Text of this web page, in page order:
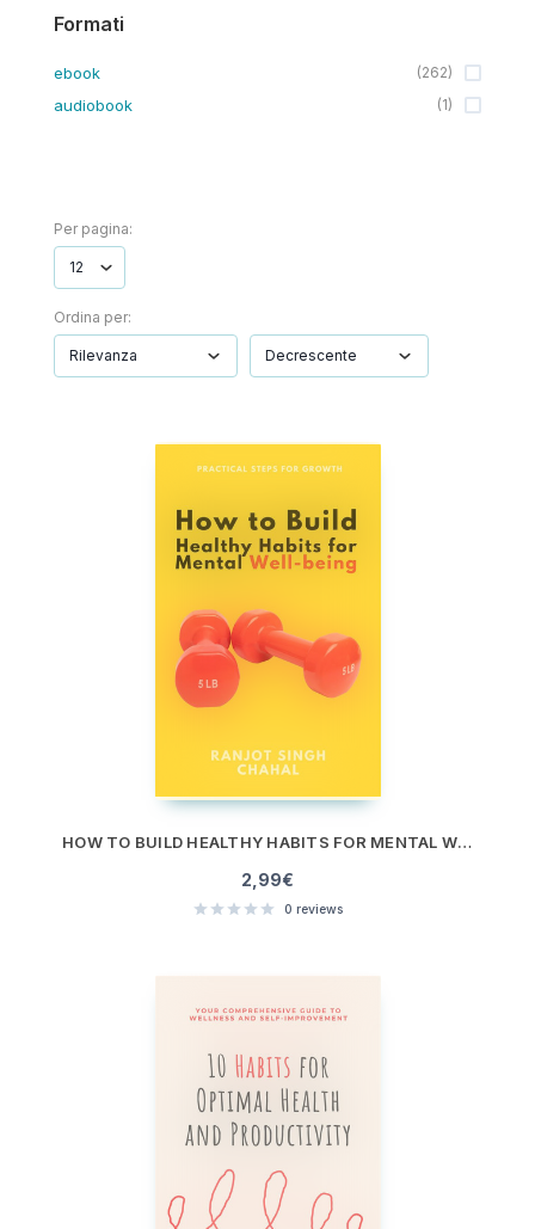
Formati
ebook (262)
audiobook (1)
Per pagina:
Ordina per:
HOW TO BUILD HEALTHY HABITS FOR MENTAL WELL-BEING: PRACTICAL STEPS FOR GROWTH
2,99€
0 reviews